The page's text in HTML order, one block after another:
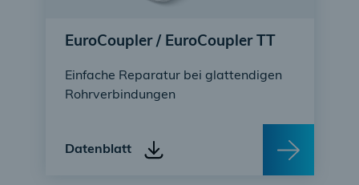
EuroCoupler / EuroCoupler TT
Einfache Reparatur bei glattendigen
Rohrverbindungen
Datenblatt